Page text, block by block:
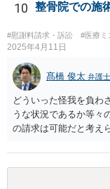
10 整骨院での施
#慰謝料請求・訴訟 #医療ミ
2025年4月11日
髙橋 俊太 弁護士
どういった怪我を負わ
うな状況であるか等々
の請求は可能だと考え
してみるとよいでしょ